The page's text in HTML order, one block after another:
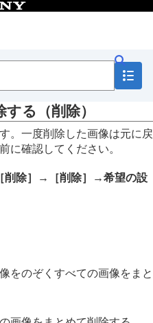
方法を設定する（
プロテクト ）
る（削除）
。一度削除した画像は元に戻
に確認してください。
［削除］ → ［削除］
→希望の設
をのぞくすべての画像をまと